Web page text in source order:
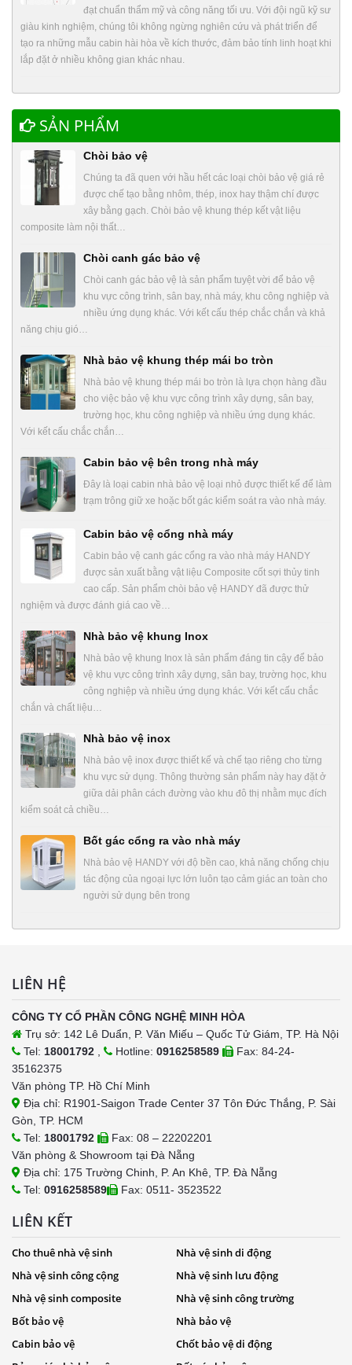
đạt chuẩn thẩm mỹ và công năng tối ưu. Với đội ngũ kỹ sư
giàu kinh nghiệm, chúng tôi không ngừng nghiên cứu và phát triển để
tạo ra những mẫu cabin hài hòa về kích thước, đảm bảo tính linh hoạt khi
lắp đặt ở nhiều không gian khác nhau.
SẢN PHẨM
Chòi bảo vệ
Chúng ta đã quen với hầu hết các loại chòi bảo vệ giá rẻ
được chế tạo bằng nhôm, thép, inox hay thậm chí được
xây bằng gạch. Chòi bảo vệ khung thép kết vật liệu
composite làm nội thất…
Chòi canh gác bảo vệ
Chòi canh gác bảo vệ là sản phẩm tuyệt vời để bảo vệ
khu vực công trình, sân bay, nhà máy, khu công nghiệp và
nhiều ứng dụng khác. Với kết cấu thép chắc chắn và khả
năng chịu gió…
Nhà bảo vệ khung thép mái bo tròn
Nhà bảo vệ khung thép mái bo tròn là lựa chọn hàng đầu
cho việc bảo vệ khu vực công trình xây dựng, sân bay,
trường học, khu công nghiệp và nhiều ứng dụng khác.
Với kết cấu chắc chắn…
Cabin bảo vệ bên trong nhà máy
Đây là loại cabin nhà bảo vệ loại nhỏ được thiết kế để làm
trạm trông giữ xe hoặc bốt gác kiểm soát ra vào nhà máy.
Cabin bảo vệ cổng nhà máy
Cabin bảo vệ canh gác cổng ra vào nhà máy HANDY
được sản xuất bằng vật liệu Composite cốt sợi thủy tinh
cao cấp. Sản phẩm chòi bảo vệ HANDY đã được thử
nghiệm và được đánh giá cao về…
Nhà bảo vệ khung Inox
Nhà bảo vệ khung Inox là sản phẩm đáng tin cậy để bảo
vệ khu vực công trình xây dựng, sân bay, trường học, khu
công nghiệp và nhiều ứng dụng khác. Với kết cấu chắc
chắn và chất liệu…
Nhà bảo vệ inox
Nhà bảo vệ inox được thiết kế và chế tạo riêng cho từng
khu vực sử dụng. Thông thường sản phẩm này hay đặt ở
giữa dải phân cách đường vào khu đô thị nhằm mục đích
kiểm soát cả chiều…
Bốt gác cổng ra vào nhà máy
Nhà bảo vệ HANDY với độ bền cao, khả năng chống chịu
tác động của ngoại lực lớn luôn tạo cảm giác an toàn cho
người sử dụng bên trong
LIÊN HỆ
CÔNG TY CỔ PHẦN CÔNG NGHỆ MINH HÒA
Trụ sở: 142 Lê Duẩn, P. Văn Miếu – Quốc Tử Giám, TP. Hà Nội
Tel: 18001792 Hotline: 0916258589
Fax: 84-24-
35162375
Văn phòng TP. Hồ Chí Minh
Địa chỉ: R1901-Saigon Trade Center 37 Tôn Đức Thắng, P. Sài
Gòn, TP. HCM
Tel: 18001792
Fax: 08 – 22202201
Văn phòng & Showroom tại Đà Nẵng
Địa chỉ: 175 Trường Chinh, P. An Khê, TP. Đà Nẵng
Tel: 0916258589 Fax: 0511- 3523522
LIÊN KẾT
Cho thuê nhà vệ sinh
Nhà vệ sinh di động
Nhà vệ sinh công cộng
Nhà vệ sinh lưu động
Nhà vệ sinh composite
Nhà vệ sinh công trường
Bốt bảo vệ
Nhà bảo vệ
Cabin bảo vệ
Chốt bảo vệ di động